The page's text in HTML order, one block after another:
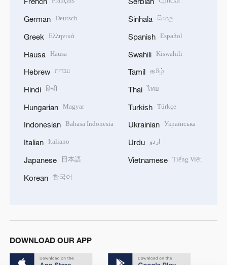
German Deutsch
Greek Ελληνικά
Hausa Hausa
Hebrew עברית
Hindi हिन्दी
Hungarian Magyar
Indonesian Bahasa Indonesia
Italian Italiano
Japanese 日本語
Korean 한국어
Sinhala සිංහල
Spanish Español
Swahili Kiswahili
Tamil தமிழ்
Thai ไทย
Turkish Türkçe
Ukrainian Українська
Urdu اردو
Vietnamese Tiếng Việt
DOWNLOAD OUR APP